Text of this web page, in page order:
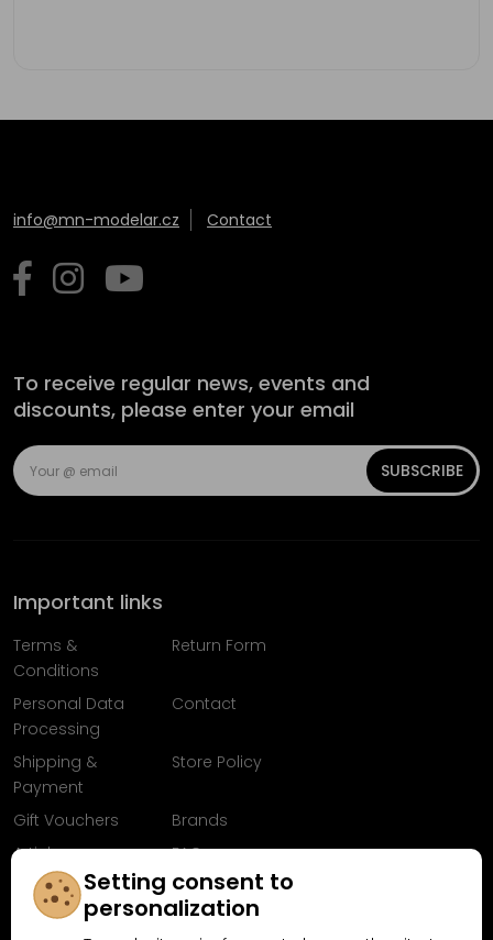
info@mn-modelar.cz Contact
To receive regular news, events and
discounts, please enter your email
SUBSCRIBE
Important links
Terms &
Conditions
Return Form
Personal Data
Processing
Contact
Shipping &
Payment
Store Policy
Gift Vouchers
Brands
Articles
FAQ
Follow us on
Facebook
Setting consent to
personalization